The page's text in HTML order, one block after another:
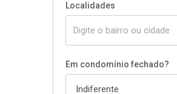
Localidades
Em condomínio fechado?